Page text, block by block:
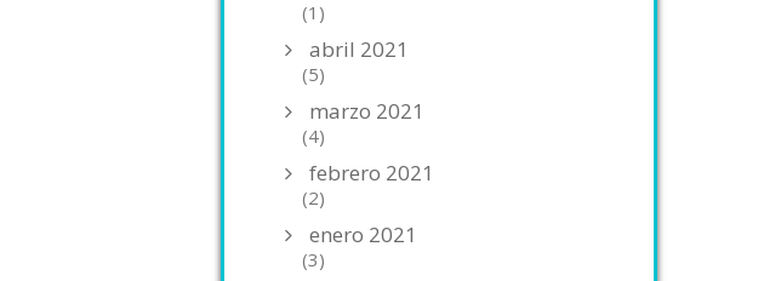
(1)
abril 2021
(5)
marzo 2021
(4)
febrero 2021
(2)
enero 2021
(3)